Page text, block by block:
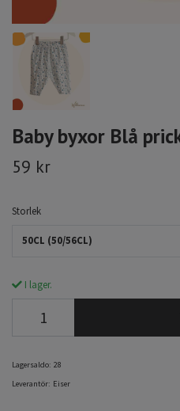
Baby byxor Blå
59 kr
Storlek
50CL (50/56CL)
I lager.
Lagersaldo: 28
Leverantör: Eiser